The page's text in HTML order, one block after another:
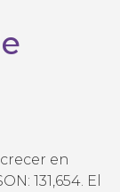
en
131,654. El